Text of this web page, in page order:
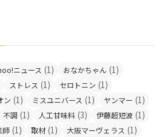
ニュース (1) おなかちゃん (1)
ストレス (1) セロトニン (1)
ン (1) ミスユニバース (1) ヤンマー (1)
不調 (1) 人工甘味料 (3) 伊藤超短波 (1)
師 (1) 取材(1) 大阪マーヴェラス (1)